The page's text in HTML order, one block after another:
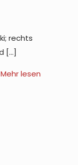
rechts
[…]
Mehr lesen